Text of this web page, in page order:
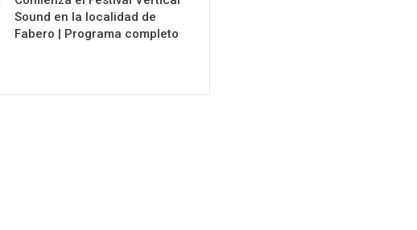
Sound en la localidad de
Fabero | Programa completo